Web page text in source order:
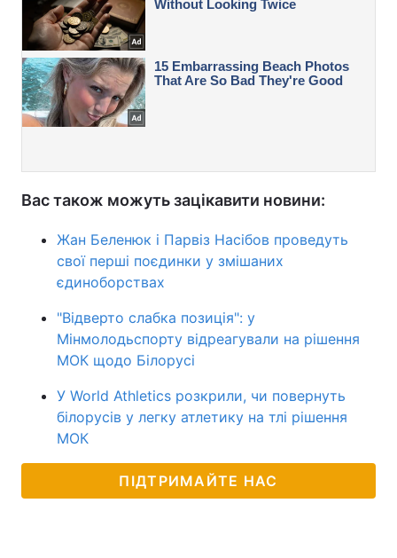
Вас також можуть зацікавити новини:
Жан Беленюк і Парвіз Насібов проведуть
свої перші поєдинки у змішаних
єдиноборствах
"Відверто слабка позиція": у
Мінмолодьспорту відреагували на рішення
МОК щодо Білорусі
У World Athletics розкрили, чи повернуть
білорусів у легку атлетику на тлі рішення
МОК
ПІДТРИМАЙТЕ НАС